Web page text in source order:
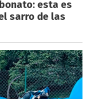
esta es
sarro de las